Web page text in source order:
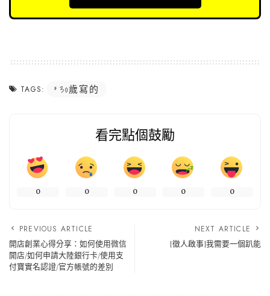
TAGS: 30歲寫的
看完點個鼓勵
0 0 0 0 0
PREVIOUS ARTICLE
開店創業心得分享：如何使用微信
開店/如何申請大陸銀行卡/使用支
付寶實名認證/官方帳號的差別
NEXT ARTICLE
[徵人啟事]我需要一個趴能